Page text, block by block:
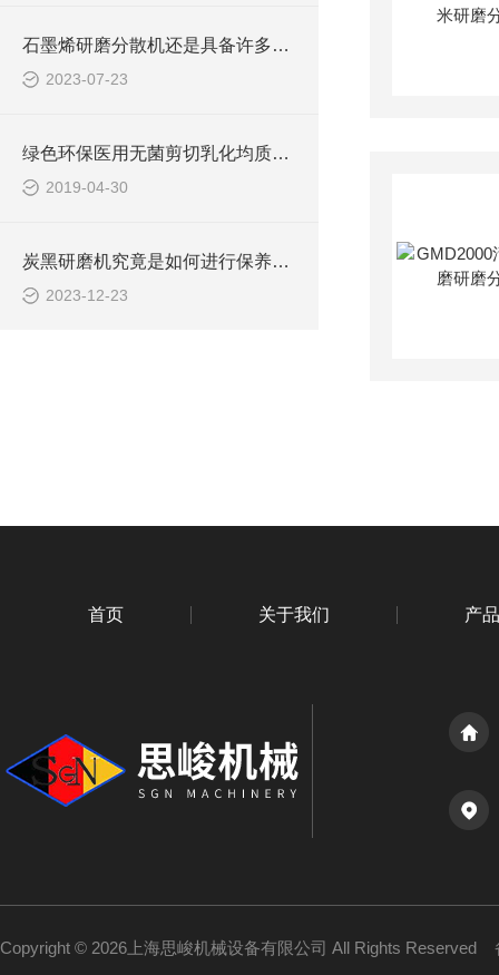
石墨烯研磨分散机还是具备许多优势的
2023-07-23
绿色环保医用无菌剪切乳化均质机的挑选要点
2019-04-30
炭黑研磨机究竟是如何进行保养的呢？
2023-12-23
首页 关于我们 产
Copyright © 2026上海思峻机械设备有限公司 All Rights Reserved